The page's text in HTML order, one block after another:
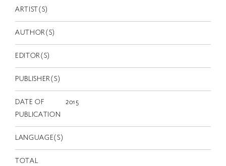
ARTIST(S)
AUTHOR(S)
EDITOR(S)
PUBLISHER(S)
DATE OF
PUBLICATION
2015
LANGUAGE(S)
TOTAL